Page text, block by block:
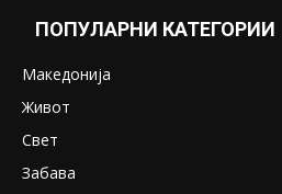
ПОПУЛАРНИ КАТЕГОРИИ
Македонија
Живот
Свет
Забава